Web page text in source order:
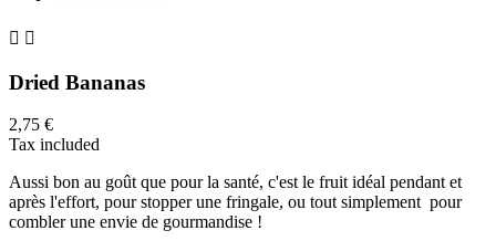
 
Dried Bananas
2,75 €
Tax included
Aussi bon au goût que pour la santé, c'est le fruit idéal pendant et
après l'effort, pour stopper une fringale, ou tout simplement pour
combler une envie de gourmandise !